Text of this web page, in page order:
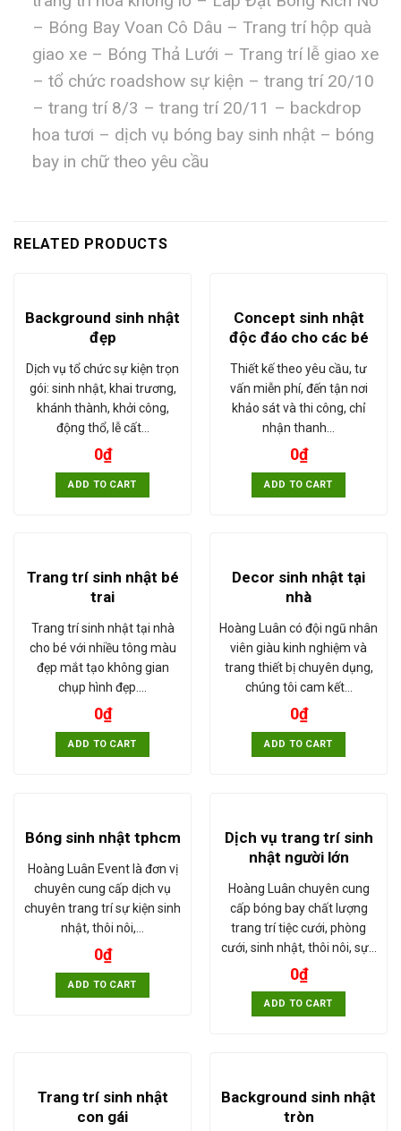
– Bóng Bay Voan Cô Dâu – Trang trí hộp quà
giao xe – Bóng Thả Lưới – Trang trí lễ giao xe
– tổ chức roadshow sự kiện – trang trí 20/10
– trang trí 8/3 – trang trí 20/11 – backdrop
hoa tươi – dịch vụ bóng bay sinh nhật – bóng
bay in chữ theo yêu cầu
RELATED PRODUCTS
Background sinh nhật
đẹp
Dịch vụ tổ chức sự kiện trọn
gói: sinh nhật, khai trương,
khánh thành, khởi công,
động thổ, lễ cất…
0₫
ADD TO CART
Concept sinh nhật
độc đáo cho các bé
Thiết kế theo yêu cầu, tư
vấn miễn phí, đến tận nơi
khảo sát và thi công, chỉ
nhận thanh…
0₫
ADD TO CART
Trang trí sinh nhật bé
trai
Trang trí sinh nhật tại nhà
cho bé với nhiều tông màu
đẹp mắt tạo không gian
chụp hình đẹp.…
0₫
ADD TO CART
Decor sinh nhật tại
nhà
Hoàng Luân có đội ngũ nhân
viên giàu kinh nghiệm và
trang thiết bị chuyên dụng,
chúng tôi cam kết…
0₫
ADD TO CART
Bóng sinh nhật tphcm
Hoàng Luân Event là đơn vị
chuyên cung cấp dịch vụ
chuyên trang trí sự kiện sinh
nhật, thôi nôi,…
0₫
ADD TO CART
Dịch vụ trang trí sinh
nhật người lớn
Hoàng Luân chuyên cung
cấp bóng bay chất lượng
trang trí tiệc cưới, phòng
cưới, sinh nhật, thôi nôi, sự…
0₫
ADD TO CART
Trang trí sinh nhật
con gái
Background sinh nhật
tròn